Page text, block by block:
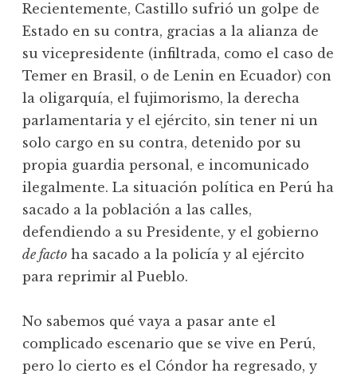
Recientemente, Castillo sufrió un golpe de
Estado en su contra, gracias a la alianza de
su vicepresidente (infiltrada, como el caso de
Temer en Brasil, o de Lenin en Ecuador) con
la oligarquía, el fujimorismo, la derecha
parlamentaria y el ejército, sin tener ni un
solo cargo en su contra, detenido por su
propia guardia personal, e incomunicado
ilegalmente. La situación política en Perú ha
sacado a la población a las calles,
defendiendo a su Presidente, y el gobierno
de facto ha sacado a la policía y al ejército
para reprimir al Pueblo.
No sabemos qué vaya a pasar ante el
complicado escenario que se vive en Perú,
pero lo cierto es el Cóndor ha regresado, y